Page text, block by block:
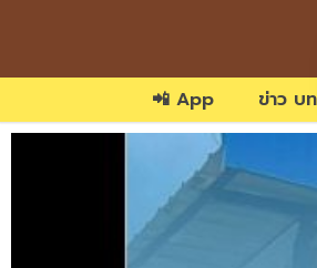
📲 App ข่าว บ